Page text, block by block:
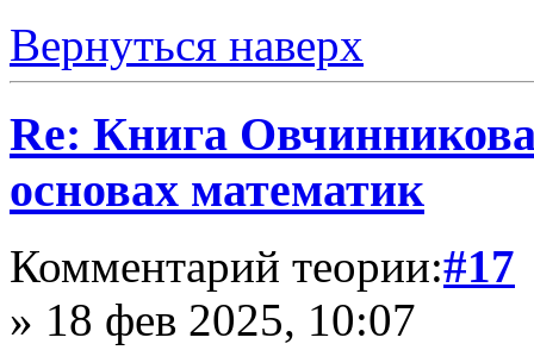
Вернуться наверх
Re: Книга
основах математик
Комментарий теории:#17
» 18 фев 2025, 10:07